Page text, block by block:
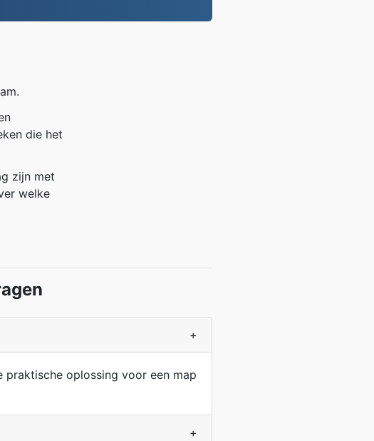
die het
zijn met
welke
+
oplossing voor een map
+